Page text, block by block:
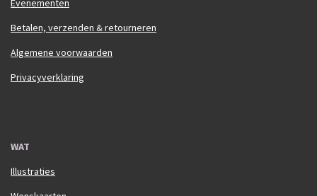
Evenementen
Betalen, verzenden & retourneren
Algemene voorwaarden
Privacyverklaring
WAT
Illustraties